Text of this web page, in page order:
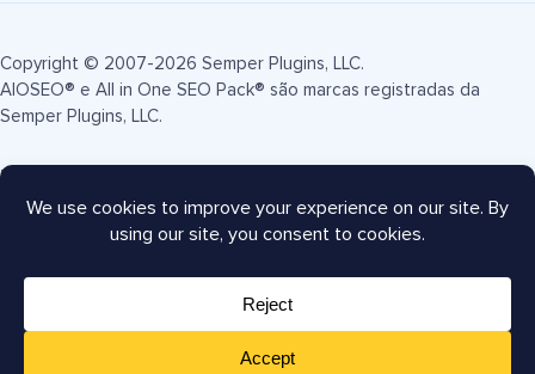
Copyright © 2007-2026 Semper Plugins, LLC.
AIOSEO® e All in One SEO Pack® são marcas registradas da
Semper Plugins, LLC.
Termos de Serviço
Mapa do site
Cupom AIOSEO